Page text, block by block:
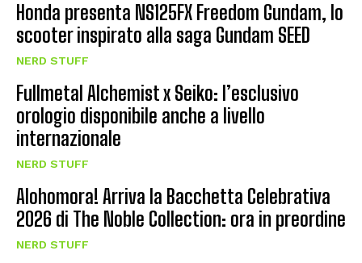
Honda presenta NS125FX Freedom Gundam, lo
scooter inspirato alla saga Gundam SEED
NERD STUFF
Fullmetal Alchemist x Seiko: l’esclusivo
orologio disponibile anche a livello
internazionale
NERD STUFF
Alohomora! Arriva la Bacchetta Celebrativa
2026 di The Noble Collection: ora in preordine
NERD STUFF